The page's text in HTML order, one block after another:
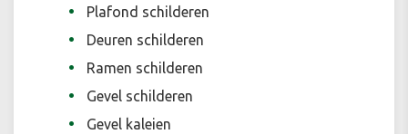
Plafond schilderen
Deuren schilderen
Ramen schilderen
Gevel schilderen
Gevel kaleien